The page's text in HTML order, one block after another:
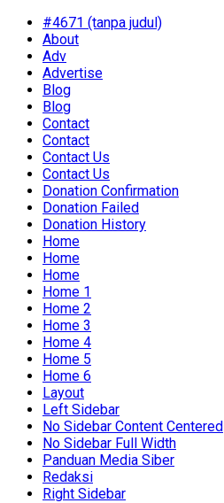
#4671 (tanpa judul)
About
Adv
Advertise
Blog
Blog
Contact
Contact
Contact Us
Contact Us
Donation Confirmation
Donation Failed
Donation History
Home
Home
Home
Home 1
Home 2
Home 3
Home 4
Home 5
Home 6
Layout
Left Sidebar
No Sidebar Content Centered
No Sidebar Full Width
Panduan Media Siber
Redaksi
Right Sidebar